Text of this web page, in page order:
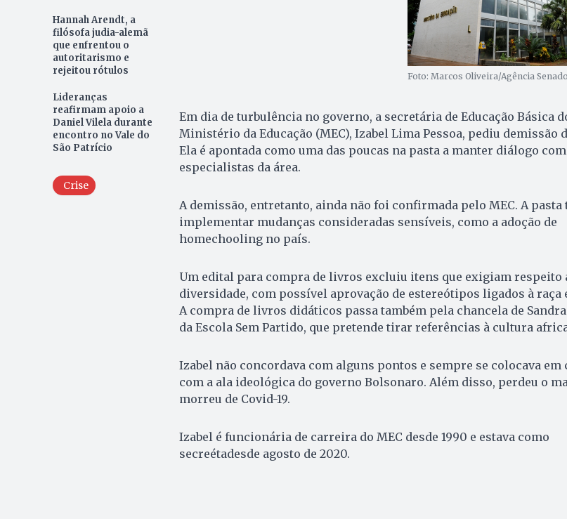
Hannah Arendt, a
filósofa judia-alemã
que enfrentou o
autoritarismo e
rejeitou rótulos
Lideranças
reafirmam apoio a
Daniel Vilela durante
encontro no Vale do
São Patrício
Crise
Foto: Marcos Oliveira/Agência Senado
Em dia de turbulência no governo, a secretária de Educação Básica
Ministério da Educação (MEC), Izabel Lima Pessoa, pediu demissão
Ela é apontada como uma das poucas na pasta a manter diálogo com
especialistas da área.
A demissão, entretanto, ainda não foi confirmada pelo MEC. A pasta
implementar mudanças consideradas sensíveis, como a adoção de
homechooling no país.
Um edital para compra de livros excluiu itens que exigiam respeito
diversidade, com possível aprovação de estereótipos ligados à raça
A compra de livros didáticos passa também pela chancela de Sandra
da Escola Sem Partido, que pretende tirar referências à cultura
Izabel não concordava com alguns pontos e sempre se colocava em
com a ala ideológica do governo Bolsonaro. Além disso, perdeu o
morreu de Covid-19.
Izabel é funcionária de carreira do MEC desde 1990 e estava como
secreétadesde agosto de 2020.